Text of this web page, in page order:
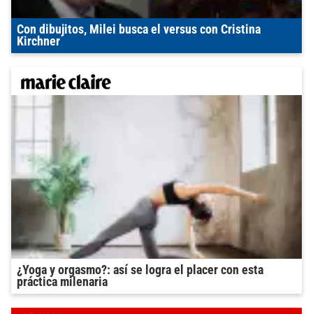
Con dibujitos, Milei busca el versus con Cristina
Kirchner
¿Yoga y orgasmo?: así se logra el placer con esta
práctica milenaria